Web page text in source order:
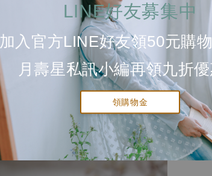
LINE好友募集中
加入官方LINE好友領50元購
月壽星私訊小編再領九折
領購物金